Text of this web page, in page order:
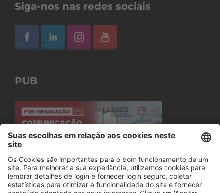
Siga-nos nas redes sociais
PUB